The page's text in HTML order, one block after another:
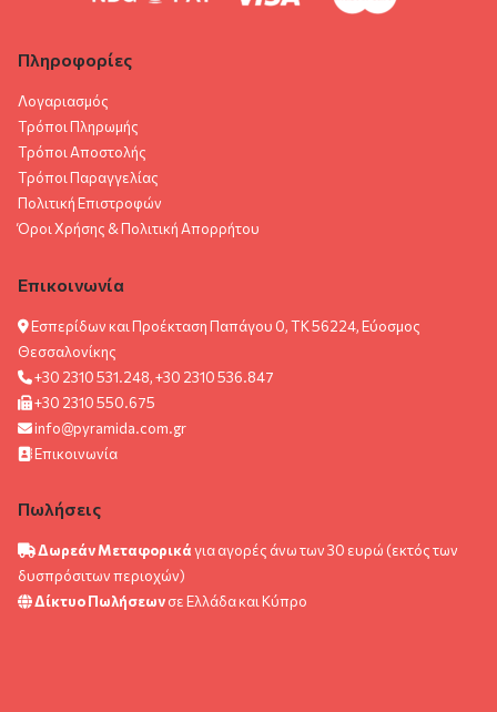
Πληροφορίες
Λογαριασμός
Τρόποι Πληρωμής
Τρόποι Αποστολής
Τρόποι Παραγγελίας
Πολιτική Επιστροφών
Όροι Χρήσης & Πολιτική Aπορρήτου
Επικοινωνία
Εσπερίδων και Προέκταση Παπάγου 0, ΤΚ 56224, Εύοσμος
Θεσσαλονίκης
+30 2310 531.248, +30 2310 536.847
+30 2310 550.675
info@pyramida.com.gr
Επικοινωνία
Πωλήσεις
Δωρεάν Μεταφορικάγια αγορές άνω των 30 ευρώ (εκτός των
δυσπρόσιτων περιοχών)
Δίκτυο Πωλήσεωνσε Ελλάδα και Κύπρο